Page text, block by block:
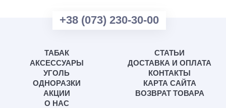
+38 (073) 230-30-00
ТАБАК
АКСЕССУАРЫ
УГОЛЬ
ОДНОРАЗКИ
АКЦИИ
О НАС
СТАТЬИ
ДОСТАВКА И ОПЛАТА
КОНТАКТЫ
КАРТА САЙТА
ВОЗВРАТ ТОВАРА